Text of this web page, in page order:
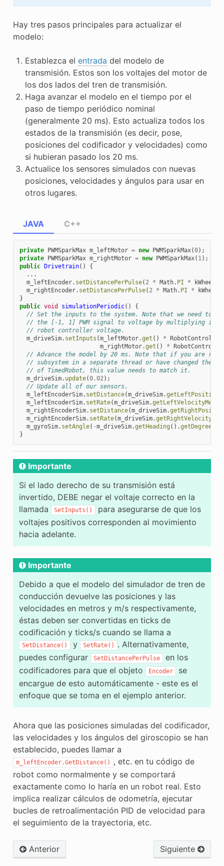
Hay tres pasos principales para actualizar el
modelo:
Establezca el entrada del modelo de
transmisión. Estos son los voltajes del motor de
los dos lados del tren de transmisión.
Haga avanzar el modelo en el tiempo por el
paso de tiempo periódico nominal
(generalmente 20 ms). Esto actualiza todos los
estados de la transmisión (es decir, pose,
posiciones del codificador y velocidades) como
si hubieran pasado los 20 ms.
Actualice los sensores simulados con nuevas
posiciones, velocidades y ángulos para usar en
otros lugares.
JAVA
private PWMSparkMax m_leftMotor = new PWMSparkMax(0);
private PWMSparkMax m_rightMotor = new PWMSparkMax( 1);
public Drivetrain()
{
...
m_leftEncoder. setDistancePerPulse( 2 * Math. PI *
m_rightEncoder. setDistancePerPulse( 2 * Math. PI *
}
public void simulationPeriodic()
{
// Set the inputs to the system. Note that we need to
// the [-1, 1] PWM signal to voltage by multiplying it
// robot controller voltage.
m_driveSim. setInputs (m_leftMotor.get () * RobotController
m_rightMotor.get () *
// Advance the model by 20 ms. Note that if you are
// subsystem in a separate thread or have changed the
// of TimedRobot, this value needs to match it.
m_driveSim. update(0.02);
// Update all of our sensors.
m_leftEncoderSim. setDistance(m_driveSim.
m_leftEncoderSim. setRate(m_driveSim.
m_rightEncoderSim. setDistance(m_driveSim.
m_rightEncoderSim. setRate(m_driveSim.
m_gyroSim. setAngle( -m_driveSim.getHeading().getDegrees
}
C++
Importante
Si el lado derecho de su transmisión está
invertido, DEBE negar el voltaje correcto en la
llamada
SetInputs()
para asegurarse de que los
voltajes positivos corresponden al movimiento
hacia adelante.
Importante
Debido a que el modelo del simulador de tren de
conducción devuelve las posiciones y las
velocidades en metros y m/s respectivamente,
éstas deben ser convertidas en ticks de
codificación y ticks/s cuando se llama a
SetDistance() y SetRate()
. Alternativamente,
puedes configurar
SetDistancePerPulse
en los
codificadores para que el objeto
Encoder
se
encargue de esto automáticamente - este es el
enfoque que se toma en el ejemplo anterior.
Ahora que las posiciones simuladas del codificador,
las velocidades y los ángulos del giroscopio se han
establecido, puedes llamar a
m_leftEncoder.GetDistance()
, etc. en tu código de
robot como normalmente y se comportará
exactamente como lo haría en un robot real. Esto
implica realizar cálculos de odometría, ejecutar
bucles de retroalimentación PID de velocidad para
el seguimiento de la trayectoria, etc.
Anterior Siguiente